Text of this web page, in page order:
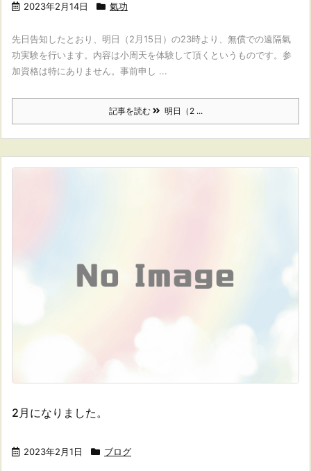
2023年2月14日 氣功
先日告知したとおり、明日（2月15日）の23時より、無償での遠隔氣
功実験を行います。内容は小周天を体験して頂くというものです。参
加資格は特にありません。事前申し ...
記事を読む 明日（2 ...
2月になりました。
2023年2月1日 ブログ